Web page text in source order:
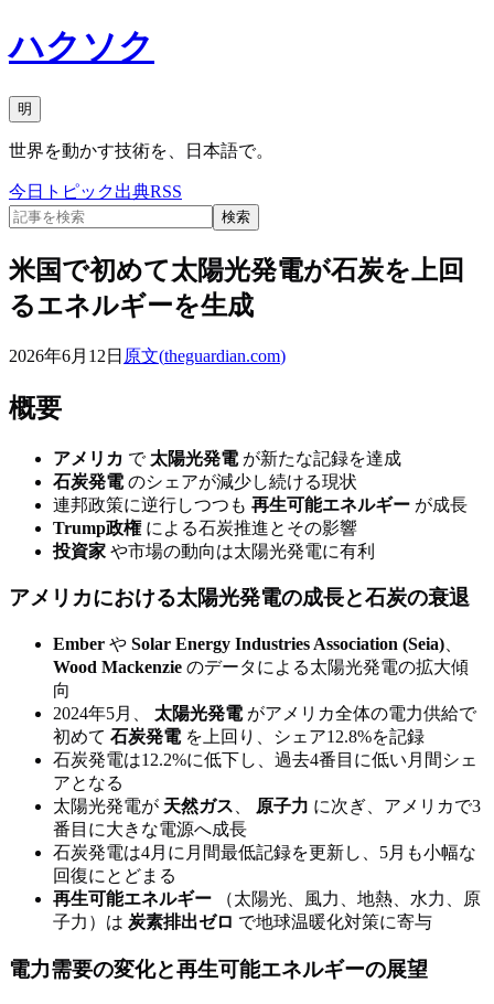
ハクソク
明
世界を動かす技術を、日本語で。
今日 トピック出典RSS
検索
米国で初めて太陽光発電が石炭を上回
るエネルギーを生成
2026年6月12日 原文(theguardian.com)
概要
アメリカ で 太陽光発電が新たな記録を達成
石炭発電のシェアが減少し続ける現状
連邦政策に逆行しつつも 再生可能エネルギー が成長
Trump政権による石炭推進とその影響
投資家 や市場の動向は太陽光発電に有利
アメリカにおける太陽光発電の成長と石炭の衰退
Ember や Solar Energy Industries Association (Seia)
Wood Mackenzie のデータによる太陽光発電の拡大傾
向
2024年5月、 太陽光発電がアメリカ全体の電力供給で
初めて 石炭発電を上回り、シェア12.8%を記録
石炭発電は12.2%に低下し、過去4番目に低い月間シェ
アとなる
太陽光発電が 天然ガス 原子力 に次ぎ、アメリカで3
番目に大きな電源へ成長
石炭発電は4月に月間最低記録を更新し、5月も小幅な
回復にとどまる
再生可能エネルギー （太陽光、風力、地熱、水力、原
子力）は 炭素排出ゼロ で地球温暖化対策に寄与
電力需要の変化と再生可能エネルギーの展望